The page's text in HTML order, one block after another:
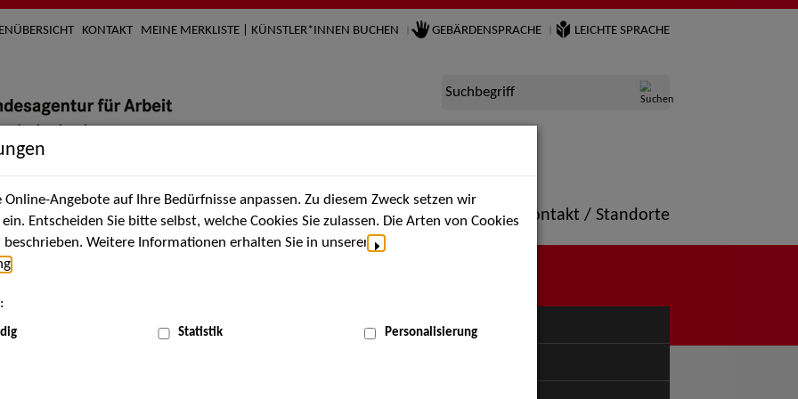
KONTAKT MEINE MERKLISTE | KÜNSTLER*INNEN BUCHEN GEBÄRDENSPRACHE LEICHTE SPRACHE
Suchbegriff
Künstler*innen Über uns Aktuelles Termine Portfolio Kontakt / Standorte
MENÜ
Angebote auf Ihre Bedürfnisse anpassen. Zu diesem Zweck setzen wir
Entscheiden Sie bitte selbst, welche Cookies Sie zulassen. Die Arten von Cookies
Weitere Informationen erhalten Sie in unserer
Statistik Personalisierung